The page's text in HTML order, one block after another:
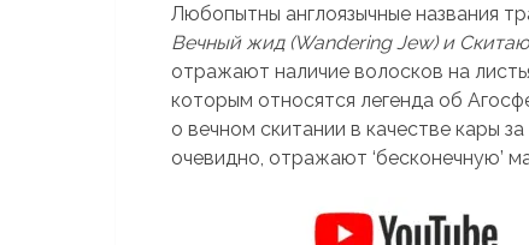
Любопытны англоязычные названия
Вечный жид (Wandering Jew) и
отражают наличие волосков на
которым относятся легенда об
о вечном скитании в качестве кары
очевидно, отражают ‘бесконечную’